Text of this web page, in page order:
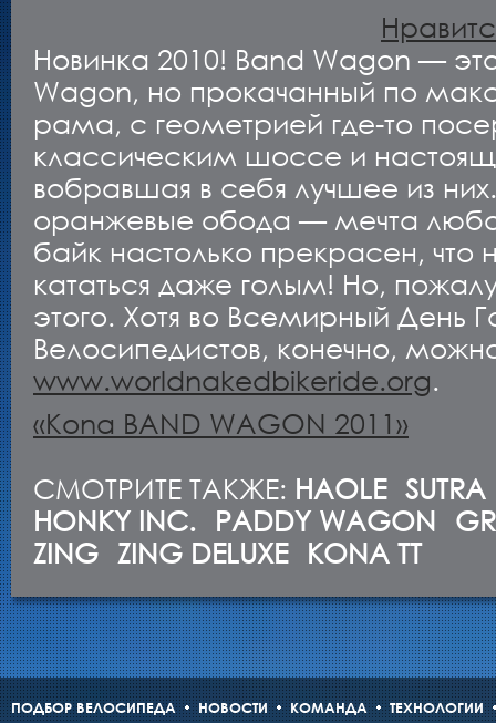
Новинка 2010! Band Wagon —
Wagon, но прокачанный по
рама, с геометрией где-то
классическим шоссе и
вобравшая в себя лучшее из
оранжевые обода — мечта
байк настолько прекрасен,
кататься даже голым! Но,
этого. Хотя во Всемирный День
Велосипедистов, конечно,
www.worldnakedbikeride.org.
«Kona BAND WAGON 2011»
СМОТРИТЕ ТАКЖЕ: HAOLE SUTRA
HONKY INC.
PADDY WAGON
ZING ZING DELUXE KONA TT
ПОДБОР ВЕЛОСИПЕДА НОВОСТИ КОМАНДА ТЕХНОЛОГИИ